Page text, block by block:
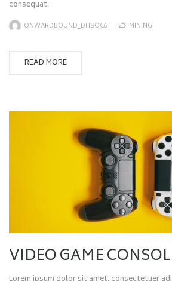
consequat.
ONWARDBOUND_DHSOC6 MINING
READ MORE
VIDEO GAME